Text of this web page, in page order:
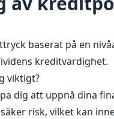
baserat på en
kreditvärdighet.
viktigt?
dig att uppnå dina
risk, vilket kan